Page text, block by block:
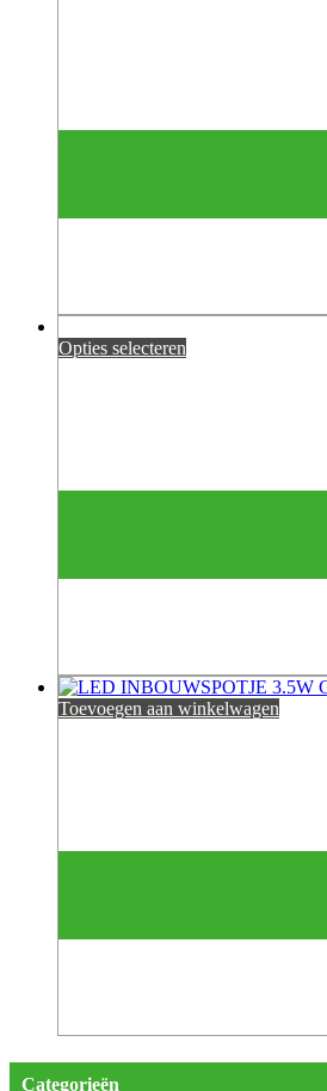
Opties selecteren
Toevoegen aan winkelwagen
Categorieën